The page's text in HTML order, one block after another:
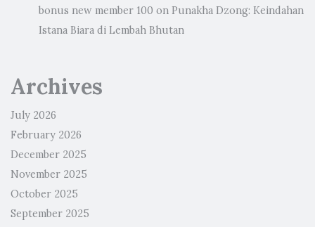
bonus new member 100 on Punakha Dzong: Keindahan
Istana Biara di Lembah Bhutan
Archives
July 2026
February 2026
December 2025
November 2025
October 2025
September 2025